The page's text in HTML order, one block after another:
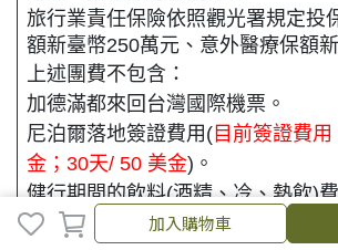
加入購物車
旅行業責任保險依照觀光署規定投
額新臺幣250萬元、意外醫療保額
上述團費不包含：
加德滿都來回台灣國際機票。
尼泊爾落地簽證費用( 目前簽證費
金；30天/ 50 美金)。
健行期間的飲料(酒精、冷、熱飲)費
因其他不可抗拒之因素，或必須改